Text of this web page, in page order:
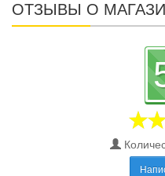
ОТЗЫВЫ О